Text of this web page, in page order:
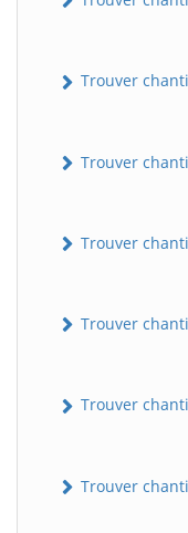
Trouver
Trouver
Trouver
Trouver
Trouver
Trouver